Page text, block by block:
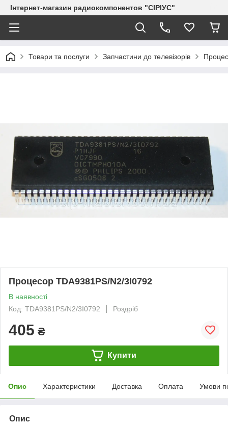
Інтернет-магазин радиокомпонентов "СІРІУС"
Товари та послуги Запчастини до телевізорів
Процесор TDA9381PS/N2/3I0792
В наявності
Код: TDA9381PS/N2/3I0792
Роздріб
405 ₴
Купити
Опис Характеристики Доставка Оплата Умови
Опис